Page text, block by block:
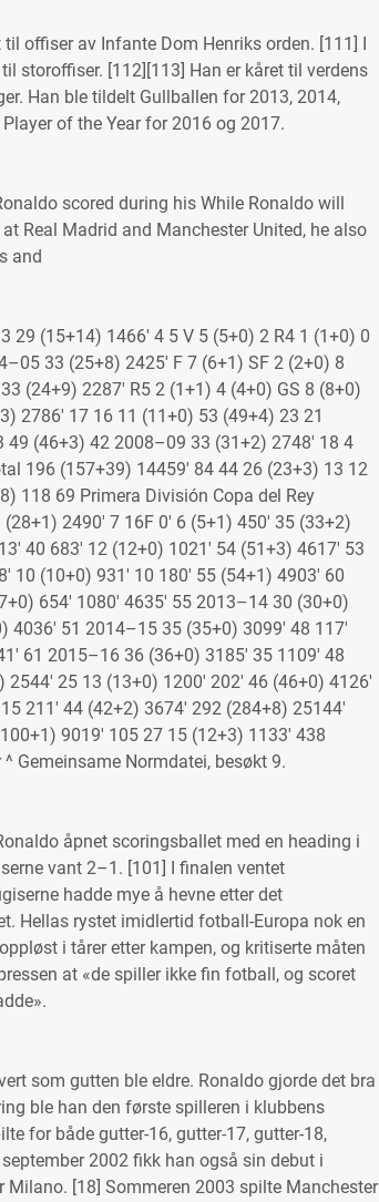
offiser av Infante Dom Henriks orden. [111] I
storoffiser. [112][113] Han er kåret til verdens
Han ble tildelt Gullballen for 2013, 2014,
of the Year for 2016 og 2017.
scored during his While Ronaldo will
Real Madrid and Manchester United, he also
and
29 (15+14) 1466' 4 5 V 5 (5+0) 2 R4 1 (1+0) 0
33 (25+8) 2425' F 7 (6+1) SF 2 (2+0) 8
(24+9) 2287' R5 2 (1+1) 4 (4+0) GS 8 (8+0)
2786' 17 16 11 (11+0) 53 (49+4) 23 21
49 (46+3) 42 2008–09 33 (31+2) 2748' 18 4
196 (157+39) 14459' 84 44 26 (23+3) 13 12
118 69 Primera División Copa del Rey
2490' 7 16F 0' 6 (5+1) 450' 35 (33+2)
40 683' 12 (12+0) 1021' 54 (51+3) 4617' 53
10 (10+0) 931' 10 180' 55 (54+1) 4903' 60
654' 1080' 4635' 55 2013–14 30 (30+0)
4036' 51 2014–15 35 (35+0) 3099' 48 117'
61 2015–16 36 (36+0) 3185' 35 1109' 48
25 13 (13+0) 1200' 202' 46 (46+0) 4126'
211' 44 (42+2) 3674' 292 (284+8) 25144'
9019' 105 27 15 (12+3) 1133' 438
Gemeinsame Normdatei, besøkt 9.
åpnet scoringsballet med en heading i
vant 2–1. [101] I finalen ventet
hadde mye å hevne etter det
Hellas rystet imidlertid fotball-Europa nok en
i tårer etter kampen, og kritiserte måten
at «de spiller ikke fin fotball, og scoret
som gutten ble eldre. Ronaldo gjorde det bra
ble han den første spilleren i klubbens
for både gutter-16, gutter-17, gutter-18,
2002 fikk han også sin debut i
Milano. [18] Sommeren 2003 spilte Manchester